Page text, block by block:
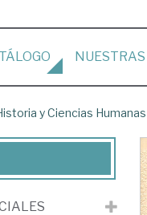
NUESTRAS
y Ciencias Humanas